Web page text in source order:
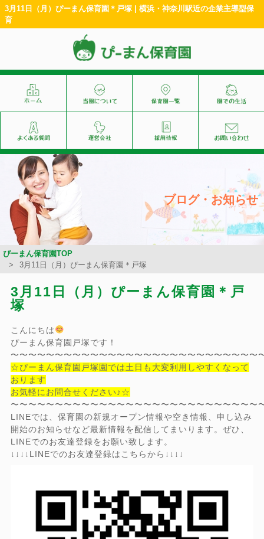
3月11日（月）ぴーまん保育園＊戸塚 | 横浜・神奈川駅近の企業主導型保
育
ブログ・お知らせ
ぴーまん保育園TOP
3月11日（月）ぴーまん保育園＊戸塚
3月11日（月）ぴーまん保育園＊戸
塚
こんにちは
ぴーまん保育園戸塚です！
〜〜〜〜〜〜〜〜〜〜〜〜〜〜〜〜〜〜〜〜〜〜〜〜〜〜〜〜
☆ぴーまん保育園戸塚園では土日も大変利用しやすくなって
おります
お気軽にお問合せください♪☆
〜〜〜〜〜〜〜〜〜〜〜〜〜〜〜〜〜〜〜〜〜〜〜〜〜〜〜〜
LINEでは、保育園の新規オープン情報や空き情報、申し込み
開始のお知らせなど最新情報を配信してまいります。ぜひ、
LINEでのお友達登録をお願い致します。
↓↓↓↓LINEでのお友達登録はこちらから↓↓↓↓